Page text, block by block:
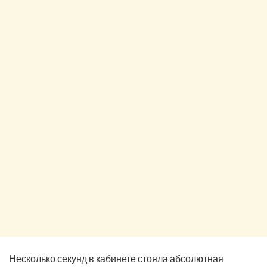
Несколько секунд в кабинете стояла абсолютная